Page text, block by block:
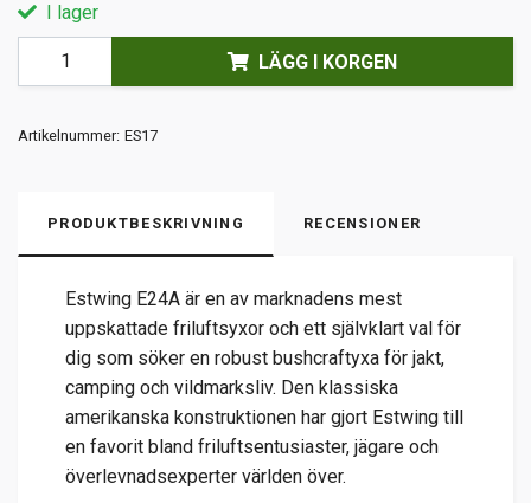
I lager
LÄGG I KORGEN
Artikelnummer: ES17
PRODUKTBESKRIVNING RECENSIONER
Estwing E24A är en av marknadens mest
uppskattade friluftsyxor och ett självklart val för
dig som söker en robust bushcraftyxa för jakt,
camping och vildmarksliv. Den klassiska
amerikanska konstruktionen har gjort Estwing till
en favorit bland friluftsentusiaster, jägare och
överlevnadsexperter världen över.